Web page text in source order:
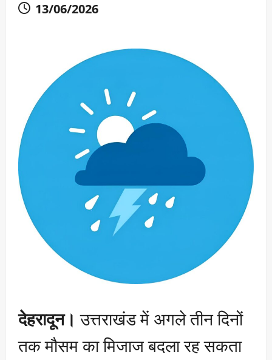
13/06/2026
देहरादून। उत्तराखंड में अगले तीन दिनों
तक मौसम का मिजाज बदला रह सकता